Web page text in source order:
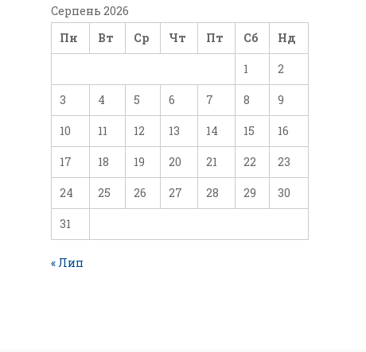
Серпень 2026
Пн
Вт Ср Чт Пт Сб Нд
1 2
3 4 5 6 7 8 9
10 11 12 13 14 15 16
17 18 19 20 21 22 23
24 25 26 27 28 29 30
31
« Лип